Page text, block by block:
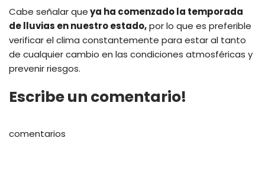
Cabe señalar queya ha comenzado la temporada
de lluvias en nuestro estado,por lo que es preferible
verificar el clima constantemente para estar al tanto
de cualquier cambio en las condiciones atmosféricas y
prevenir riesgos.
Escribe un comentario!
comentarios